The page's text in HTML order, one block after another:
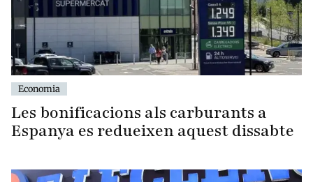
Economia
Les bonificacions als carburants a
Espanya es redueixen aquest dissabte